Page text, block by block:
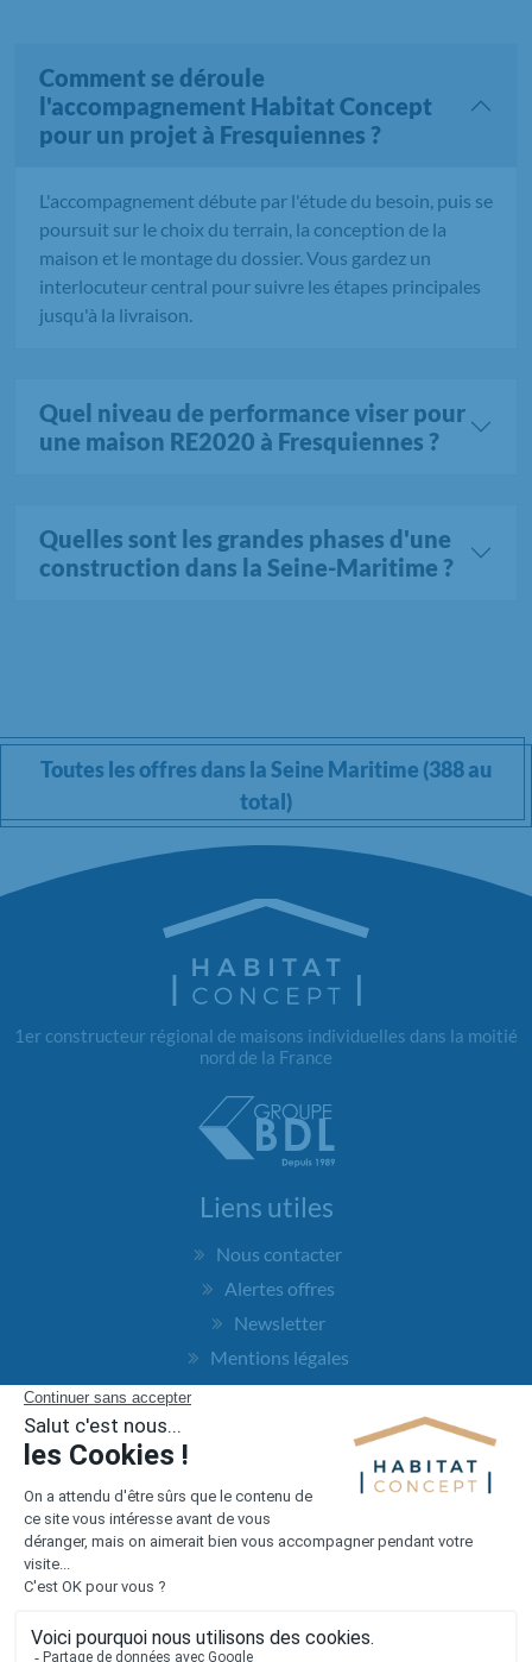
Comment se déroule
l'accompagnement Habitat Concept
pour un projet à Fresquiennes ?
L'accompagnement débute par l'étude du besoin, puis se
poursuit sur le choix du terrain, la conception de la
maison et le montage du dossier. Vous gardez un
interlocuteur central pour suivre les étapes principales
jusqu'à la livraison.
Quel niveau de performance viser pour
une maison RE2020 à Fresquiennes ?
Quelles sont les grandes phases d'une
construction dans la Seine-Maritime ?
Toutes les offres dans la Seine Maritime (388 au
total)
1er constructeur régional de maisons individuelles dans la moitié
nord de la France
Liens utiles
Nous contacter
Alertes offres
Newsletter
Mentions légales
Vie privée
Accès rapide
Nos agences
Terrains à vendre